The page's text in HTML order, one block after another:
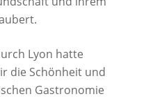
Lyon hatte
die Schönheit und
Gastronomie